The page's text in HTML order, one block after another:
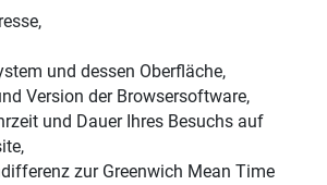
und dessen Oberfläche,
Version der Browsersoftware,
und Dauer Ihres Besuchs auf
zur Greenwich Mean Time